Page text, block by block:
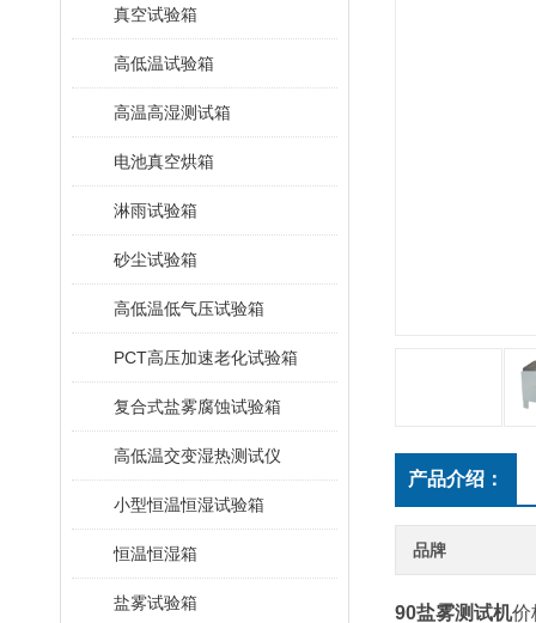
真空试验箱
高低温试验箱
高温高湿测试箱
电池真空烘箱
淋雨试验箱
砂尘试验箱
高低温低气压试验箱
PCT高压加速老化试验箱
复合式盐雾腐蚀试验箱
高低温交变湿热测试仪
小型恒温恒湿试验箱
恒温恒湿箱
盐雾试验箱
产品介绍：
品牌
90盐雾测试机价